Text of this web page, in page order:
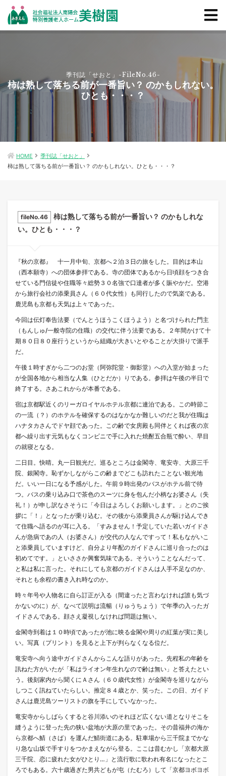
季刊誌「せおと」-FileNo.46-
柿は熟して落ちる前が一番旨い？ のかもしれない。
ひとも・・・？
HOME
季刊誌「せおと」
柿は熟して落ちる前が一番旨い？ のかもしれない。ひとも・・・？
fileNo.46
柿は熟して落ちる前が一番旨い？ のかもしれな
い。ひとも・・・？
『秋の京都』 十一月中旬、京都へ２泊３日の旅をした。目的は本山
（西本願寺）への団体参拝である。寺の団体であるから日頃顔をつき合
せている門信徒や住職等々総勢３０名強で口達者が多く賑やかだ。空港
から旅行会社の添乗員さん（６０代女性）も同行したので気楽である。
鹿児島も京都も天気は上々であった。
今回は伝灯奉告法要（でんとうほうこくほうよう）と名づけられた門主
（もんしゅ/一般寺院の住職）の交代に伴う法要である。２年間かけて十
期８０日８０座行うというから組織が大きいとやることが大掛りで派手
だ。
午後１時すぎから二つのお堂（阿弥陀堂・御影堂）への入堂が始まった
が全国各地から相当な人集（ひとだか）りである。参拝は午後の半日で
終了する。さあこれからが本番である。
宿は京都駅近くのリーガロイヤルホテル京都に連泊である。この時節こ
の一流（？）のホテルを確保するのはなかなか難しいのだと我が住職は
ハナタカさんでドヤ顔であった。この齢で女房殿も同伴とくれば夜の京
都へ繰り出す元気もなくコンビニで手に入れた焼酎五合瓶で酔い、早目
の就寝となる。
二日目。快晴。丸一日観光だ。巡るところは金閣寺、竜安寺、大原三千
院、銀閣寺。恥ずかしながらこの齢までどこも訪れたことない観光地
だ。いい一日になる予感がした。午前９時出発のバスがホテル前で待
つ。バスの乗り込み口で茶色のスーツに身を包んだ小柄なお婆さん（失
礼！）が申し訳なさそうに「今日はよろしくお願いします。」とのご挨
拶に「！」となったが乗り込む。その後から添乗員さんが駆け込んでき
て住職へ語るのが耳に入る。「すみません！予定していた若いガイドさ
んが急病であの人（お婆さん）が交代の人なんですって！私もながいこ
と添乗員していますけど、自分より年配のガイドさんに巡り合ったのは
初めてです。」といささか興奮気味である。そういうことなんだって、
と私は私に言った。それにしても京都のガイドさんは人手不足なのか、
それとも余程の書き入れ時なのか。
時々年号や人物名に自ら訂正が入る（間違ったと言わなければ誰も気づ
かないのに）が、なべて説明は流暢（りゅうちょう）で年季の入ったガ
イドさんである。顔さえ凝視しなければ問題は無い。
金閣寺到着は１０時頃であったが池に映る金閣や周りの紅葉が実に美し
い。写真（プリント）を見ると上下が判らなくなる位だ。
竜安寺へ向う途中ガイドさんからこんな語りがあった。先程私の年齢を
訊ねた方がいたが「私はライオン年生れなので齢は無い」と答えたとい
う。後刻家内から聞くにＡさん（６０歳代女性）が金閣寺を巡りながら
しつこく訊ねていたらしい。推定８４歳とか、笑った。この日、ガイド
さんは鹿児島ツーリストの旗を手にしていなかった。
竜安寺からしばらくすると谷川添いのそれほど広くない道となりそこを
縫うように登った先の狭い盆地が大原の里であった。その昔福井の海か
ら京都へ鯖（さば）を運んだ鯖街道にある。駐車場から三千院までかな
り急な山坂で手すりをつかまえながら登る。ここは昔むかし「京都大原
三千院、恋に疲れた女がひとり…」と流行歌に歌われ有名になったとこ
ろでもある。六十歳過ぎた男共どもが屯（たむろ）して「京都ヨボヨボ